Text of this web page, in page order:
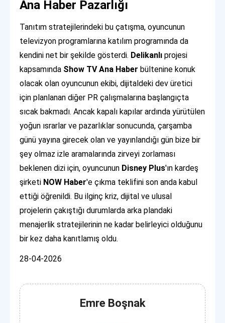
Ana Haber Pazarlığı
Tanıtım stratejilerindeki bu çatışma, oyuncunun
televizyon programlarına katılım programında da
kendini net bir şekilde gösterdi. Delikanlı projesi
kapsamında Show TV Ana Haber bültenine konuk
olacak olan oyuncunun ekibi, dijitaldeki dev üretici
için planlanan diğer PR çalışmalarına başlangıçta
sıcak bakmadı. Ancak kapalı kapılar ardında yürütülen
yoğun ısrarlar ve pazarlıklar sonucunda, çarşamba
günü yayına girecek olan ve yayınlandığı gün bize bir
şey olmaz izle aramalarında zirveyi zorlaması
beklenen dizi için, oyuncunun Disney Plus'ın kardeş
şirketi NOW Haber'e çıkma teklifini son anda kabul
ettiği öğrenildi. Bu ilginç kriz, dijital ve ulusal
projelerin çakıştığı durumlarda arka plandaki
menajerlik stratejilerinin ne kadar belirleyici olduğunu
bir kez daha kanıtlamış oldu.
28-04-2026
Emre Boşnak